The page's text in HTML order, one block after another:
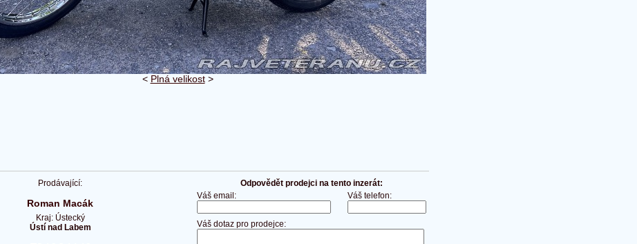
< Plná velikost>
Prodávající:
Roman Macák
Kraj: Ústecký
Ústí nad Labem
Odpovědět prodejci na tento inzerát:
Váš email:
Váš telefon:
Váš dotaz pro prodejce: